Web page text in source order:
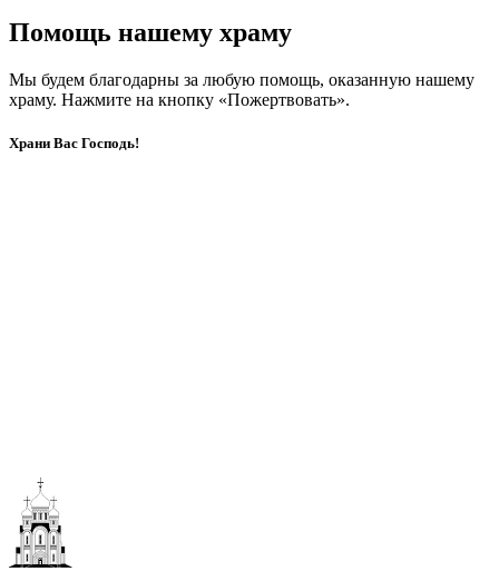
Помощь нашему храму
Мы будем благодарны за любую помощь, оказанную нашему
храму. Нажмите на кнопку «Пожертвовать».
Храни Вас Господь!